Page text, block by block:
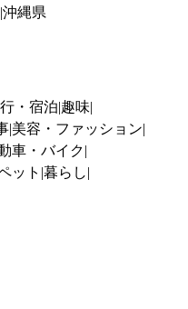
沖縄県
・宿泊 趣味
美容・ファッション
車・バイク
ット 暮らし